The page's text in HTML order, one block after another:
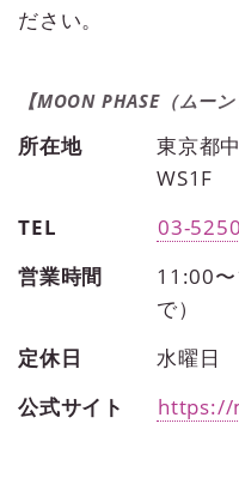
ださい。
所在地
東京都
WS1F
TEL
03-
営業時間
11:00
で）
定休日
水曜日
公式サイト
https://
【MOON PHASE（ムー